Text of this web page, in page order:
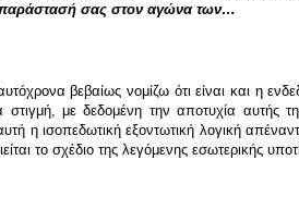
σας στον αγώνα των…
βεβαίως νομίζω ότι είναι και η
με δεδομένη την αποτυχία αυτής
η ισοπεδωτική εξοντωτική λογική
το σχέδιο της λεγόμενης εσωτερικής